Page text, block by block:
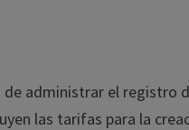
administrar el registro
las tarifas para la